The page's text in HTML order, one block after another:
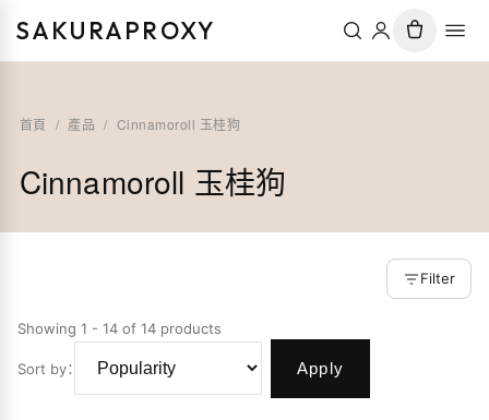
SAKURAPROXY
首頁 / 產品 / Cinnamoroll 玉桂狗
Cinnamoroll 玉桂狗
Filter
Showing 1 - 14 of 14 products
Sort by： Apply